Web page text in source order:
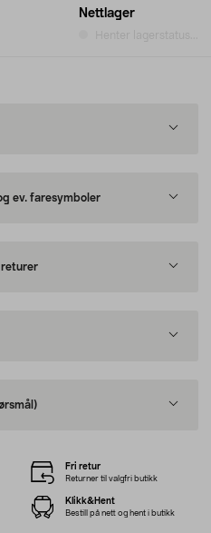
Nettlager
Henter lagerstatus...
ev. faresymboler
returer
Fri retur
Returner til valgfri butikk
Klikk&Hent
Bestill på nett og hent i butikk